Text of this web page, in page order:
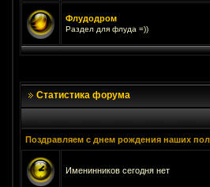
Флудодром
Раздел для флуда =))
Статистика форума
Поздравляем с днем рождения наших
Именинников сегодня нет